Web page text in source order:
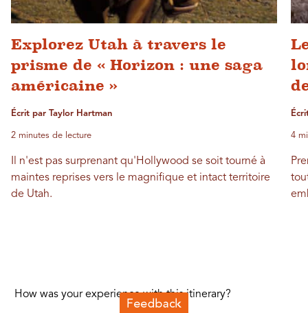
Explorez Utah à travers le
prisme de « Horizon : une saga
américaine »
Écrit par Taylor Hartman
2 minutes de lecture
Il n'est pas surprenant qu'Hollywood se soit tourné à
maintes reprises vers le magnifique et intact territoire
de Utah.
4